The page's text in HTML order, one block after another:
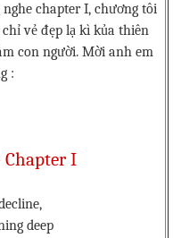
chapter I, chương tôi
vẻ đẹp lạ kì kủa thiên
con người. Mời anh em
:
Chapter I
deep